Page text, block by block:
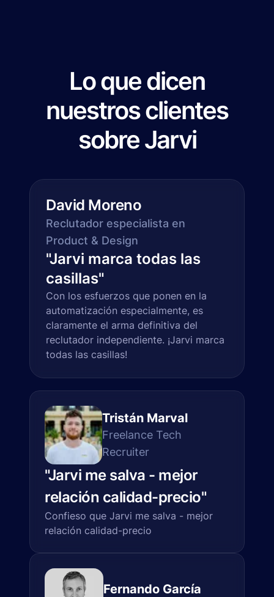
Lo que dicen
nuestros clientes
sobre Jarvi
David Moreno
Reclutador especialista en
Product & Design
"Jarvi marca todas las
casillas"
Con los esfuerzos que ponen en la
automatización especialmente, es
claramente el arma definitiva del
reclutador independiente. ¡Jarvi marca
todas las casillas!
Tristán Marval
Freelance Tech
Recruiter
"Jarvi me salva - mejor
relación calidad-precio"
Confieso que Jarvi me salva - mejor
relación calidad-precio
Fernando García